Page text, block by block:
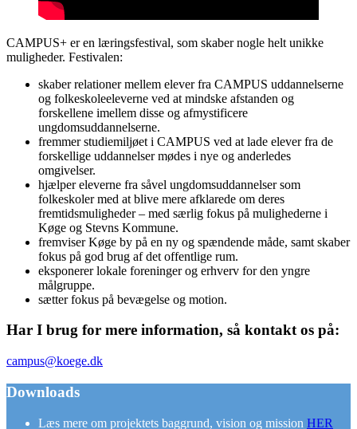
CAMPUS+ er en læringsfestival, som skaber nogle helt unikke
muligheder. Festivalen:
skaber relationer mellem elever fra CAMPUS uddannelserne
og folkeskoleeleverne ved at mindske afstanden og
forskellene imellem disse og afmystificere
ungdomsuddannelserne.
fremmer studiemiljøet i CAMPUS ved at lade elever fra de
forskellige uddannelser mødes i nye og anderledes
omgivelser.
hjælper eleverne fra såvel ungdomsuddannelser som
folkeskoler med at blive mere afklarede om deres
fremtidsmuligheder – med særlig fokus på mulighederne i
Køge og Stevns Kommune.
fremviser Køge by på en ny og spændende måde, samt skaber
fokus på god brug af det offentlige rum.
eksponerer lokale foreninger og erhverv for den yngre
målgruppe.
sætter fokus på bevægelse og motion.
Har I brug for mere information, så kontakt os på:
campus@koege.dk
Downloads
Læs mere om projektets baggrund, vision og mission HER